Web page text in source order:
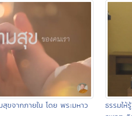
ขจากภายใน โดย พระมหาว
ธรรมให้